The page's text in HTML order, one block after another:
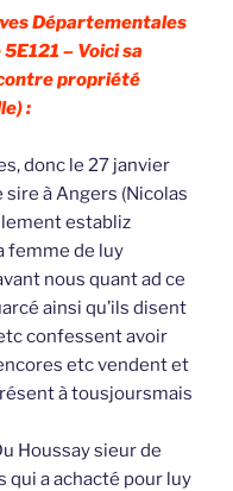
Départementales
– Voici sa
propriété
:
donc le 27 janvier
sire à Angers (Nicolas
establiz
femme de luy
nous quant ad ce
ainsi qu’ils disent
confessent avoir
etc vendent et
à tousjoursmais
Houssay sieur de
qui a achacté pour luy